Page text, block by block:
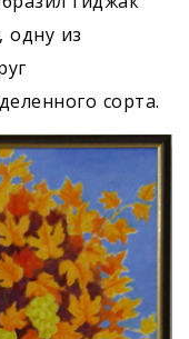
одну из
сорта.